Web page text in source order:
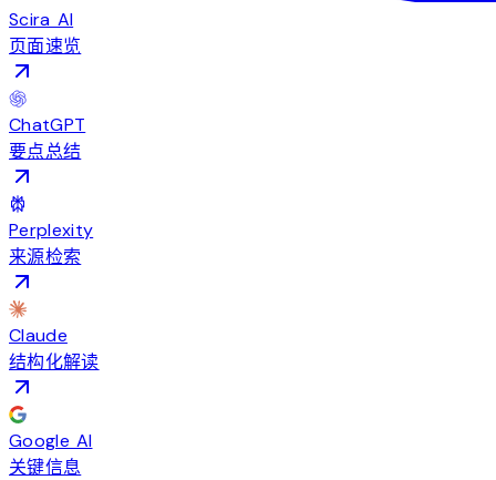
Scira AI
页面速览
ChatGPT
要点总结
Perplexity
来源检索
Claude
结构化解读
Google AI
关键信息